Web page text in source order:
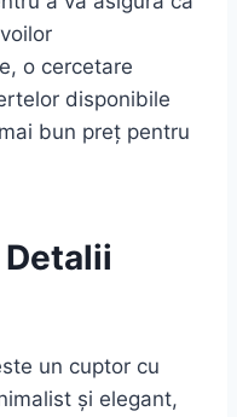
o cercetare
disponibile
bun preț pentru
un cuptor cu
și elegant,